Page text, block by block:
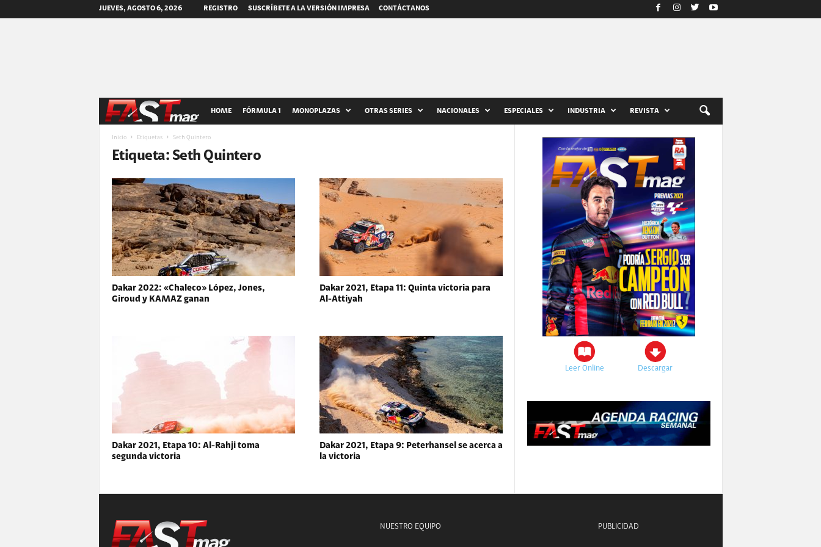
JUEVES, AGOSTO 6, 2026 REGISTRO SUSCRÍBETE A LA VERSIÓN IMPRESA CONTÁCTANOS
A
S
T
m
a
g
HOME FÓRMULA 1 MONOPLAZAS OTRAS SERIES NACIONALES ESPECIALES INDUSTRIA REVISTA
Inicio Etiquetas Seth Quintero
Etiqueta: Seth Quintero
Dakar 2022: «Chaleco» López, Jones,
Giroud y KAMAZ ganan
Dakar 2021, Etapa 11: Quinta victoria para
Al-Attiyah
Dakar 2021, Etapa 10: Al-Rahji toma
segunda victoria
Dakar 2021, Etapa 9: Peterhansel se acerca a
la victoria
Leer Online Descargar
NUESTRO EQUIPO PUBLICIDAD